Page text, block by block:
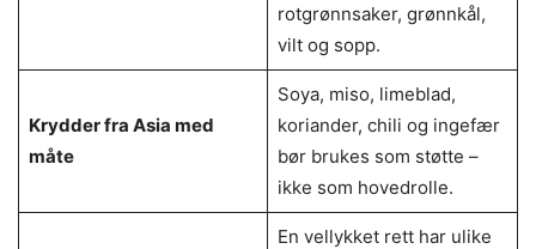
rotgrønnsaker, grønnkål,
vilt og sopp.
Krydder fra Asia med
måte
Soya, miso, limeblad,
koriander, chili og ingefær
bør brukes som støtte –
ikke som hovedrolle.
En vellykket rett har ulike